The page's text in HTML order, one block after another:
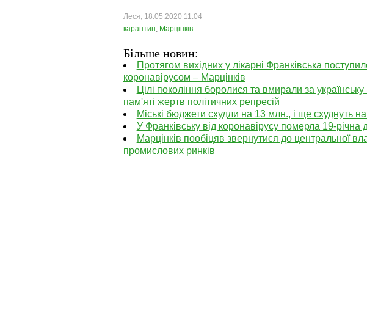
Леся, 18.05.2020 11:04
карантин, Марцінків
Більше новин:
Протягом вихідних у лікарні Франківська
коронавірусом – Марцінків
Цілі покоління боролися та вмирали за
пам'яті жертв політичних репресій
Міські бюджети схудли на 13 млн., і ще схуднуть
У Франківську від коронавірусу померла 19-річна
Марцінків пообіцяв звернутися до центральної
промислових ринків